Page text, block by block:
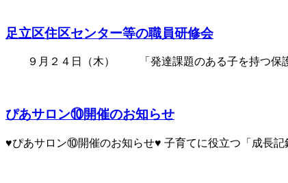
足立区住区センター等の職員研修会
９月２４日（木） 「発達課題のある子を持つ保
ぴあサロン⑩開催のお知らせ
♥ぴあサロン⑩開催のお知らせ♥ 子育てに役立つ「成長記